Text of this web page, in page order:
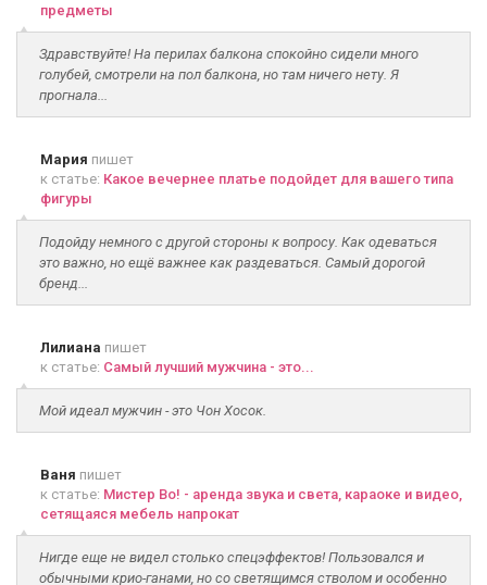
предметы
Здравствуйте! На перилах балкона спокойно сидели много
голубей, смотрели на пол балкона, но там ничего нету. Я
прогнала...
Мария пишет
к статье: Какое вечернее платье подойдет для вашего типа
фигуры
Подойду немного с другой стороны к вопросу. Как одеваться
это важно, но ещё важнее как раздеваться. Самый дорогой
бренд...
Лилиана пишет
к статье: Самый лучший мужчина - это...
Мой идеал мужчин - это Чон Хосок.
Ваня пишет
к статье: Мистер Во! - аренда звука и света, караоке и видео,
сетящаяся мебель напрокат
Нигде еще не видел столько спецэффектов! Пользовался и
обычными крио-ганами, но со светящимся стволом и особенно